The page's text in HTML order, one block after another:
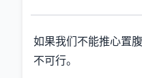
如果我们不能推心置
不可行。